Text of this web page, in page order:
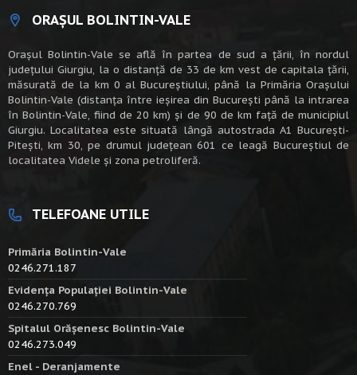
ORAȘUL BOLINTIN-VALE
Oraşul Bolintin-Vale se află în partea de sud a ţării, în nordul
judeţului Giurgiu, la o distanţă de 33 de km vest de capitala țării,
măsurată de la km 0 al Bucureștiului, până la Primăria Orașului
Bolintin-Vale (distanța între ieșirea din București până la intrarea
în Bolintin-Vale, fiind de 20 km) şi de 90 de km faţă de municipiul
Giurgiu. Localitatea este situată lângă autostrada A1 Bucureşti-
Piteşti, km 30, pe drumul judeţean 601 ce leagă Bucureştiul de
localitatea Videle şi zona petroliferă.
TELEFOANE UTILE
Primăria Bolintin-Vale
0246.271.187
Evidența Populației Bolintin-Vale
0246.270.769
Spitalul Orășenesc Bolintin-Vale
0246.273.049
Enel - Deranjamente